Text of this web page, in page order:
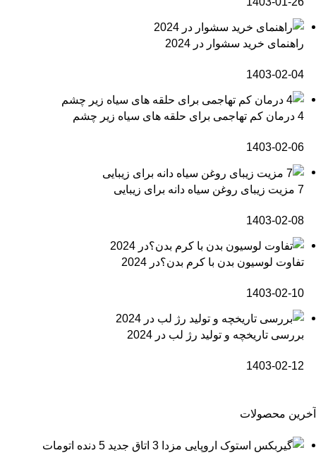
راهنمای خرید سشوار در 2024
1403-02-04
4 درمان کم تهاجمی برای حلقه های سیاه زیر چشم
1403-02-06
7 مزیت زیبای روغن سیاه دانه برای زیبایی
1403-02-08
تفاوت لوسیون بدن با کرم بدن؟در 2024
1403-02-10
بررسی تاریخچه و تولید رژ لب در 2024
1403-02-12
آخرین محصولات